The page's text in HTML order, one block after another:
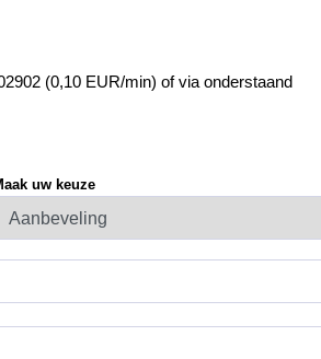
(0,10 EUR/min) of via onderstaand
uw keuze